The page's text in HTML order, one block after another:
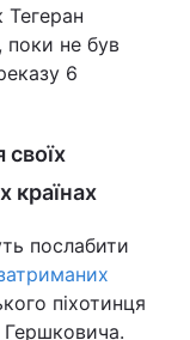
поки не був
6
країнах
послабити
піхотинця
Гершковича.